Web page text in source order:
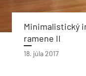
Minimalistický
ramene II
18. júla 2017